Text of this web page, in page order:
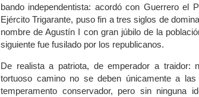
bando independentista: acordó con Guerrero
Ejército Trigarante, puso fin a tres siglos de
nombre de Agustín I con gran júbilo de la
siguiente fue fusilado por los republicanos.
De realista a patriota, de emperador a traidor:
tortuoso camino no se deben únicamente a
temperamento conservador, pero sin ninguna